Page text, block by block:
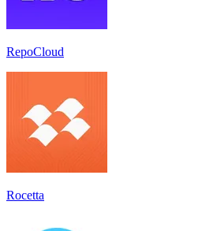
RepoCloud
Rocetta